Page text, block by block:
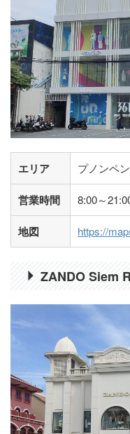
エリア プノンペ
営業時間 8:00～
地図 https://
ZANDO Siem